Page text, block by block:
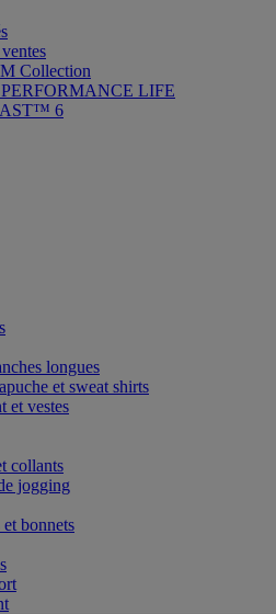
Collection
LIFE
6
longues
et sweat shirts
et vestes
collants
jogging
et bonnets